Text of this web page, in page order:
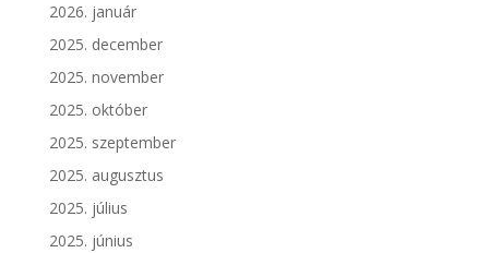
2026. január
2025. december
2025. november
2025. október
2025. szeptember
2025. augusztus
2025. július
2025. június